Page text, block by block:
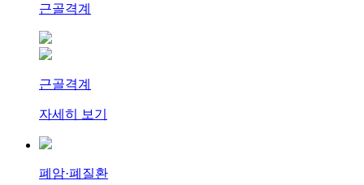
근골격계
근골격계
자세히 보기
폐암·폐질환